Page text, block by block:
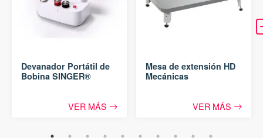
Devanador Portátil de
Bobina SINGER®
VER MÁS
Mesa de extensión HD
Mecánicas
VER MÁS